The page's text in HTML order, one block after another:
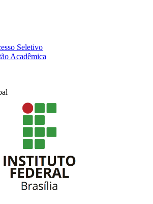
Seletivo
Acadêmica